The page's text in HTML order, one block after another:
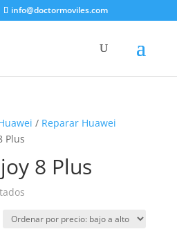
info@doctormoviles.com
/ Reparar Huawei
Plus
8 Plus
Ordenado
precio: